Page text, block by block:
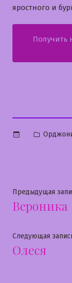
яростного и
Получить
по
Предыдущая
Вероника
Следующая
Олеся